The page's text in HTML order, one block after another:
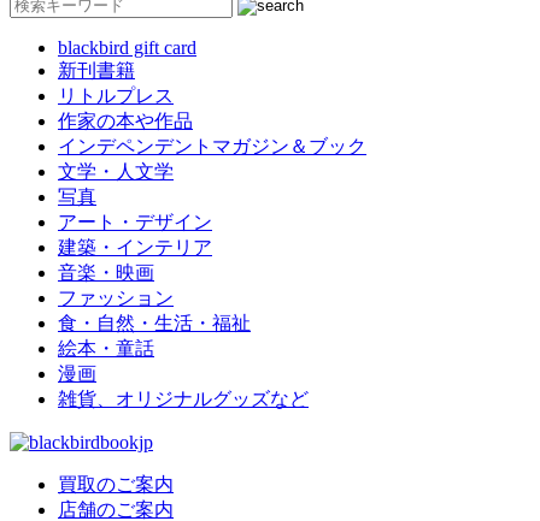
blackbird gift card
新刊書籍
リトルプレス
作家の本や作品
インデペンデントマガジン＆ブック
文学・人文学
写真
アート・デザイン
建築・インテリア
音楽・映画
ファッション
食・自然・生活・福祉
絵本・童話
漫画
雑貨、オリジナルグッズなど
買取のご案内
店舗のご案内